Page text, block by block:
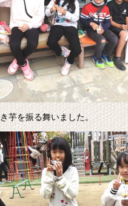
芋を振る舞いました。